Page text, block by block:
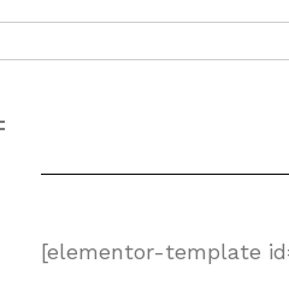
[elementor-template